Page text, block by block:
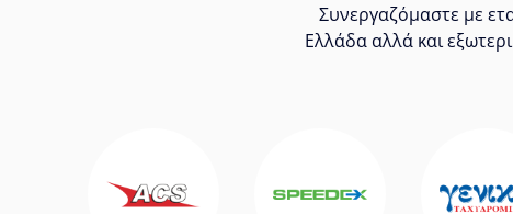
Συνεργαζόμαστε με
Ελλάδα αλλά και